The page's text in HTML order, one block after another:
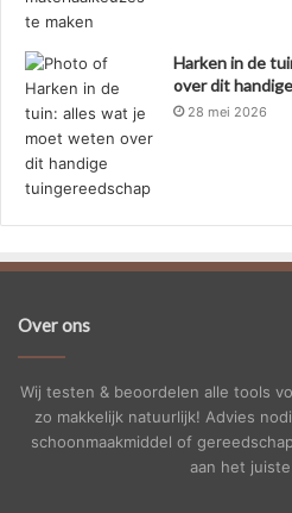
Harken in de
over dit
28 mei 2026
Over ons
Wij testen & beoordelen alle tools
zo makkelijk natuurlijk! Advies
schoonmaakmiddel of
aan het